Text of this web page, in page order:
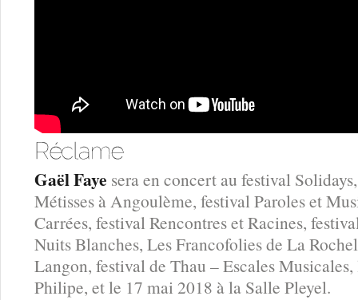
Gaël Faye sera en concert au festival
Métisses à Angoulème, festival Paroles et
Carrées, festival Rencontres et Racines,
Nuits Blanches, Les Francofolies de La
Langon, festival de Thau – Escales
Philipe, et le 17 mai 2018 à la Salle Pleyel.